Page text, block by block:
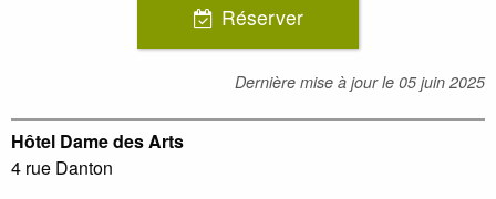
Réserver
Dernière mise à jour le 05 juin 2025
Hôtel Dame des Arts
4 rue Danton